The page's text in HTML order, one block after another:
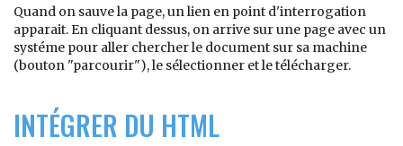
Quand on sauve la page, un lien en point d'interrogation
apparait. En cliquant dessus, on arrive sur une page avec un
systéme pour aller chercher le document sur sa machine
(bouton "parcourir"), le sélectionner et le télécharger.
INTÉGRER DU HTML